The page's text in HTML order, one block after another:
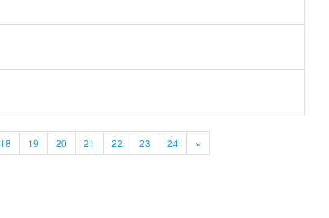
18 19 20 21 22 23 24 »